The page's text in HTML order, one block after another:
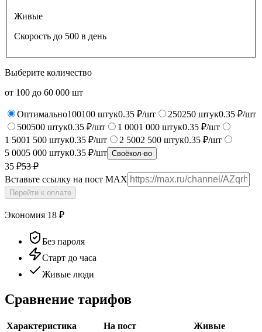
Живые
Скорость до 500 в день
Выберите количество
от 100 до 60 000 шт
Оптимально100100 штук0.35 ₽/шт 250250 штук0.35 ₽/шт
500500 штук0.35 ₽/шт 1 0001 000 штук0.35 ₽/шт
1 5001 500 штук0.35 ₽/шт 2 5002 500 штук0.35 ₽/шт
5 0005 000 штук0.35 ₽/шт Своёкол-во
35 ₽53₽
Вставьте ссылку на пост MAX
Перейти к оплате
Экономия 18 ₽
Без пароля
Старт до часа
Живые люди
Сравнение тарифов
Характеристика На пост
Живые